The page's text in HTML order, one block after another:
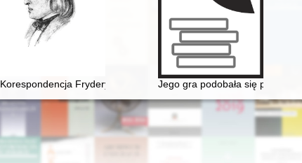
Korespondencja Fryderyka Chopina. T. 3 cz. 1,Jego gra podobała się przede